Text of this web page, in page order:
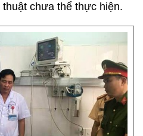
chưa thể thực hiện.